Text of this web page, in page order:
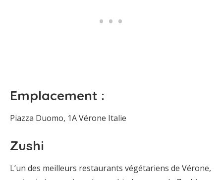
Emplacement :
Piazza Duomo, 1A Vérone Italie
Zushi
L’un des meilleurs restaurants végétariens de Vérone,